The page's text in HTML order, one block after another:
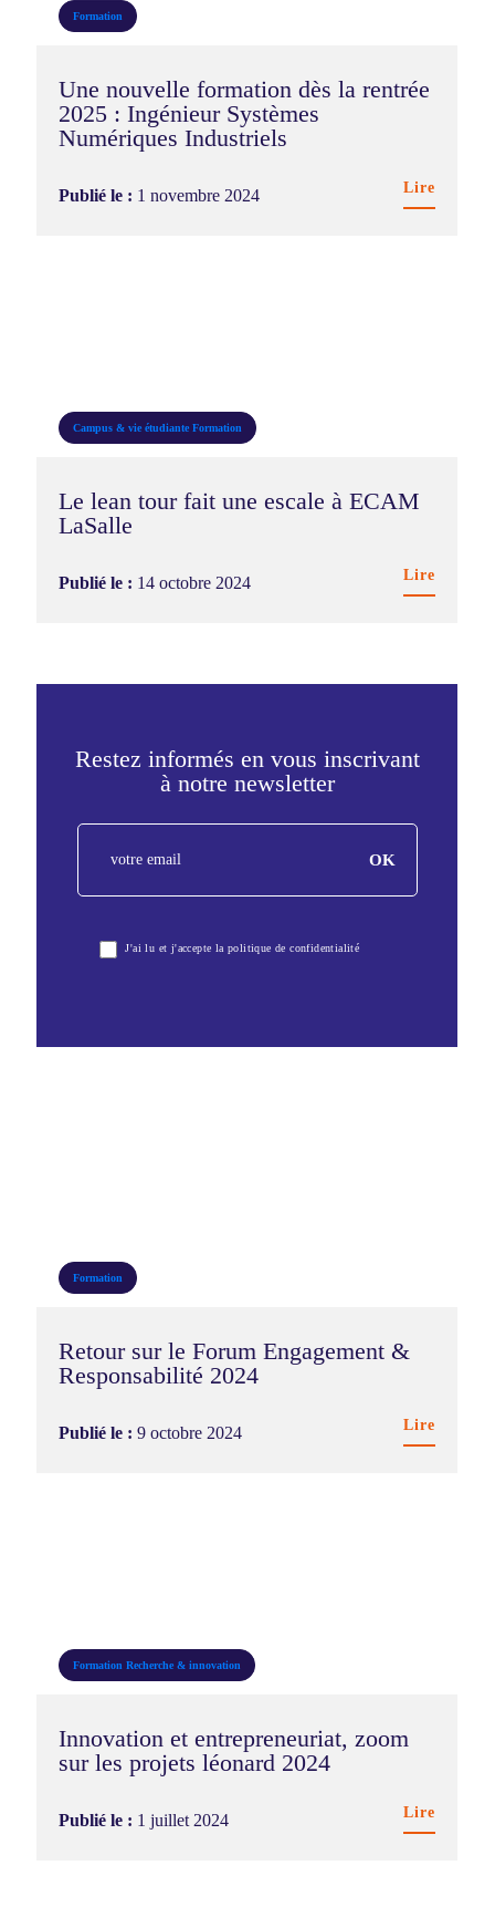
Formation
Une nouvelle formation dès la rentrée
2025 : Ingénieur Systèmes
Numériques Industriels
Publié le : 1 novembre 2024 Lire
Campus & vie étudiante Formation
Le lean tour fait une escale à ECAM
LaSalle
Publié le : 14 octobre 2024 Lire
Restez informés en vous inscrivant
à notre newsletter
2025-J'ai lu et j'accepte la politique de confidentialité
OK
Formation
Retour sur le Forum Engagement &
Responsabilité 2024
Publié le :9 octobre 2024 Lire
Formation Recherche & innovation
Innovation et entrepreneuriat, zoom
sur les projets léonard 2024
Publié le : 1 juillet 2024 Lire